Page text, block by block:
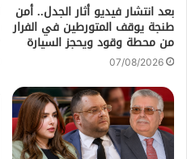
بعد انتشار فيديو أثار الجدل.. أمن
طنجة يوقف المتورطين في الفرار
من محطة وقود ويحجز السيارة
07/08/2026